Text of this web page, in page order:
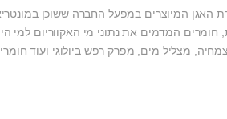
האגן המיוצרים במפעל החברה ששוכן
חומרים המדמים את נתוני מי האקווריום למי
מצליל מים, מפרק רפש ביולוגי ועוד